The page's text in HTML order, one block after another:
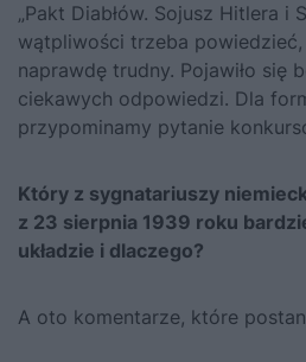
„Pakt Diabłów. Sojusz Hitlera i
wątpliwości trzeba powiedzieć,
naprawdę trudny. Pojawiło się
ciekawych odpowiedzi. Dla
przypominamy pytanie
Który z sygnatariuszy
z 23 sierpnia 1939 roku
układzie i dlaczego?
A oto komentarze, które